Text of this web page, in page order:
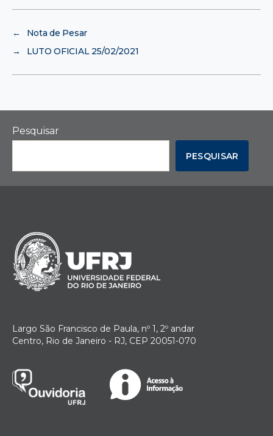
←
Nota de Pesar
→
LUTO OFICIAL 25/02/2021
Pesquisar
PESQUISAR
Largo São Francisco de Paula, nº 1, 2º andar
Centro, Rio de Janeiro - RJ, CEP 20051-070